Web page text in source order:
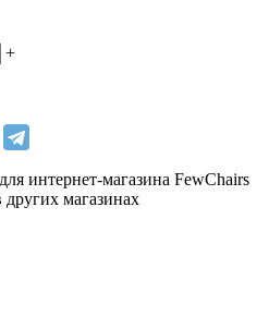
+
интернет-магазина FewChairs
магазинах